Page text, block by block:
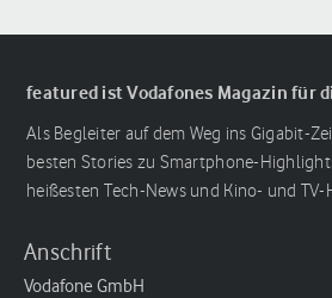
featured ist Vodafones Magazin für
Als Begleiter auf dem Weg ins Gigabit-
besten Stories zu Smartphone-
heißesten Tech-News und Kino- und
Anschrift
Vodafone GmbH